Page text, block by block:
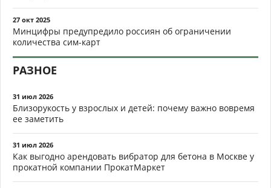
27 окт 2025
Минцифры предупредило россиян об ограничении
количества сим-карт
РАЗНОЕ
31 июл 2026
Близорукость у взрослых и детей: почему важно вовремя
ее заметить
31 июл 2026
Как выгодно арендовать вибратор для бетона в Москве у
прокатной компании ПрокатМаркет